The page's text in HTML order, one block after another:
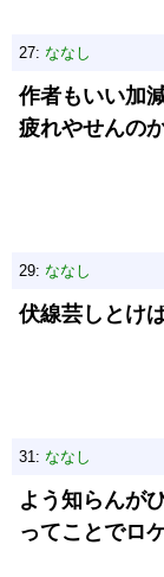
27: ななし
作者もいい加
疲れやせんの
29: ななし
伏線芸しとけ
31: ななし
よう知らんが
ってことでロ